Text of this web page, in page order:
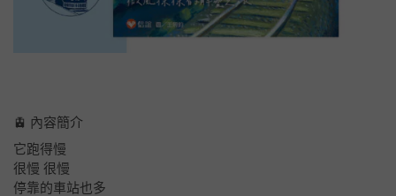
🚊 內容簡介
它跑得慢
很慢 很慢
停靠的車站也多